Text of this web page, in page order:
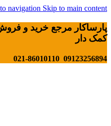
navigation Skip to main content
پارساکار مرجع خرید و
کمک دار
09123256894 021-86010110